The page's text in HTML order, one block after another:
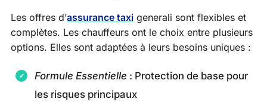
Les offres d’assurance taxi generali sont flexibles et
complètes. Les chauffeurs ont le choix entre plusieurs
options. Elles sont adaptées à leurs besoins uniques :
Formule Essentielle : Protection de base pour
les risques principaux